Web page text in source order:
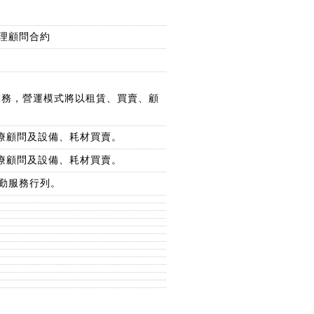
顧問合約
，營運模式將以租賃、買賣、顧
問及設備、耗材買賣。
問及設備、耗材買賣。
服務行列。